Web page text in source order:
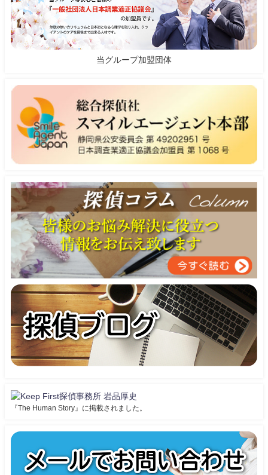
当グループ加盟団体
『The Human Story』に掲載されました。